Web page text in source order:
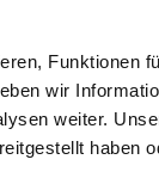
Funktionen
wir
weiter.
haben
Münsterstraße
44145